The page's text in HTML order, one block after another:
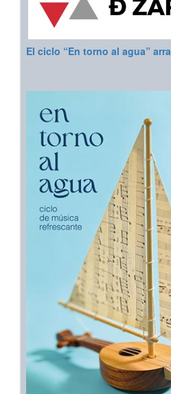
El ciclo “En torno al agua”